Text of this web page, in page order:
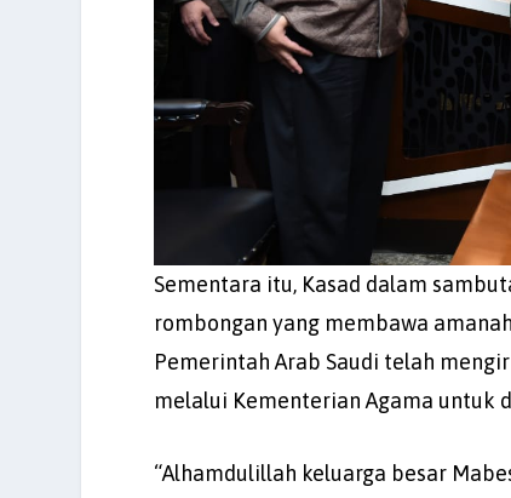
Sementara itu, Kasad dalam
rombongan yang membawa
Pemerintah Arab Saudi telah
melalui Kementerian Agama untuk
“Alhamdulillah keluarga besar